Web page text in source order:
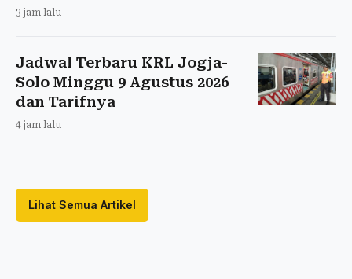
3 jam lalu
Jadwal Terbaru KRL Jogja-
Solo Minggu 9 Agustus 2026
dan Tarifnya
4 jam lalu
Lihat Semua Artikel